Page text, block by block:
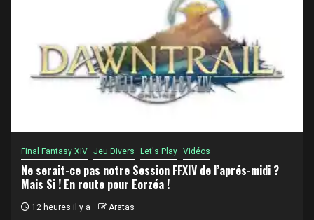
Final Fantasy XIV Jeu Divers Let's Play Vidéos
Ne serait-ce pas notre Session FFXIV de l’aprés-midi ?
Mais Si ! En route pour Eorzéa !
12 heures il y a Aratas